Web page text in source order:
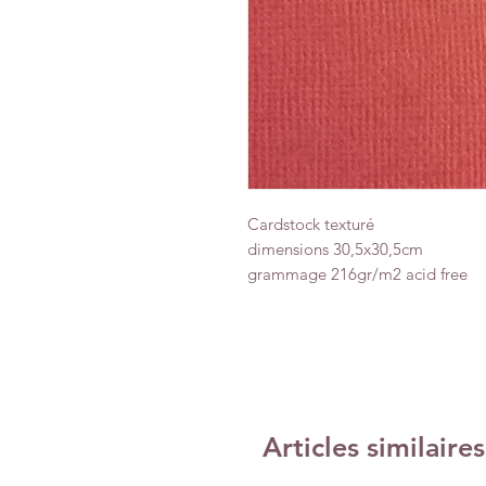
Cardstock texturé
dimensions 30,5x30,5cm
grammage 216gr/m2 acid free
Articles similaires